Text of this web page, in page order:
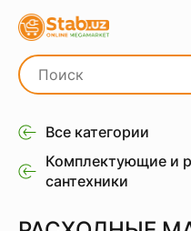
Все категории
Комплектующие и
сантехники